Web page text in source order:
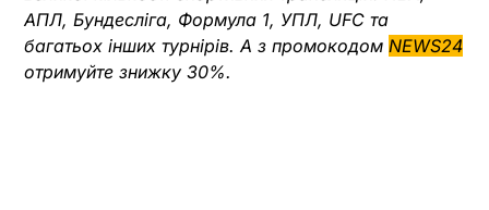
АПЛ, Бундесліга, Формула 1, УПЛ, UFC та
багатьох інших турнірів. А з промокодом NEWS24
отримуйте знижку 30%.